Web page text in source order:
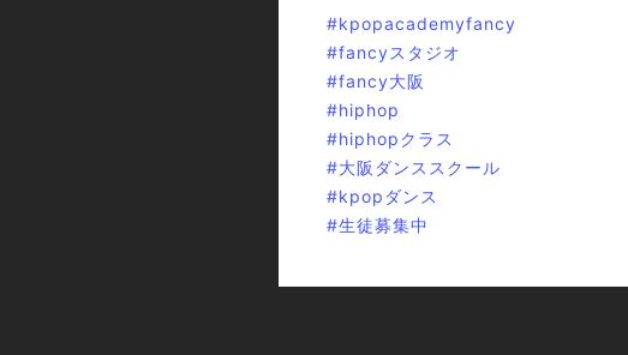
#kpopacademyfancy
#fancyスタジオ
#fancy大阪
#hiphop
#hiphopクラス
#大阪ダンススクール
#kpopダンス
#生徒募集中